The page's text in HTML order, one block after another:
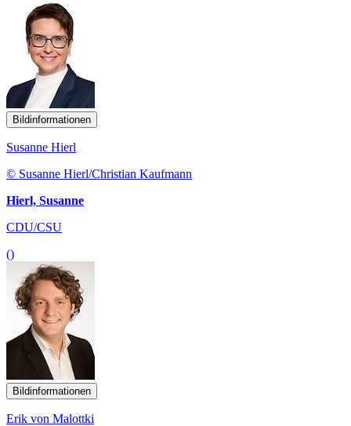
Bildinformationen
Susanne Hierl
© Susanne Hierl/Christian Kaufmann
Hierl, Susanne
CDU/CSU
()
Bildinformationen
Erik von Malottki